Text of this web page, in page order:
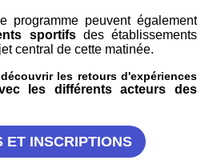
programme peuvent également
sportifsdes établissements
central de cette matinée.
les retours d'expériences
les différents acteurs des
ET INSCRIPTIONS